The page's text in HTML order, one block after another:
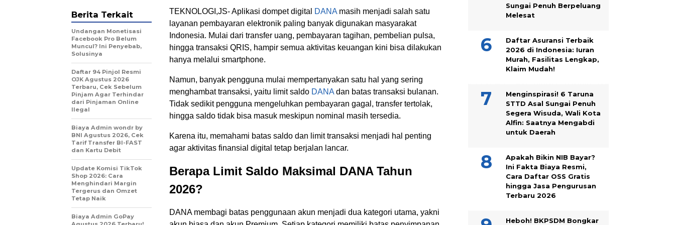
TEKNOLOGI,JS- Aplikasi dompet digital DANA masih menjadi salah satu
layanan pembayaran elektronik paling banyak digunakan masyarakat
Indonesia. Mulai dari transfer uang, pembayaran tagihan, pembelian pulsa,
hingga transaksi QRIS, hampir semua aktivitas keuangan kini bisa dilakukan
hanya melalui smartphone.
Namun, banyak pengguna mulai mempertanyakan satu hal yang sering
menghambat transaksi, yaitu limit saldo DANA dan batas transaksi bulanan.
Tidak sedikit pengguna mengeluhkan pembayaran gagal, transfer tertolak,
hingga saldo tidak bisa masuk meskipun nominal masih tersedia.
Karena itu, memahami batas saldo dan limit transaksi menjadi hal penting
agar aktivitas finansial digital tetap berjalan lancar.
Berapa Limit Saldo Maksimal DANA Tahun
2026?
DANA membagi batas penggunaan akun menjadi dua kategori utama, yakni
Berita Terkait
Undangan Monetisasi
Facebook Pro Belum
Muncul? Ini Penyebab,
Solusinya
Daftar 94 Pinjol Resmi
OJK Agustus 2026
Terbaru, Cek Sebelum
Pinjam Agar Terhindar
dari Pinjaman Online
Ilegal
Biaya Admin wondr by
BNI Agustus 2026, Cek
Tarif Transfer BI-FAST
dan Kartu Debit
Update Komisi TikTok
Shop 2026: Cara
Menghindari Margin
Tergerus dan Omzet
Tetap Naik
Biaya Admin GoPay
Sungai Penuh Berpeluang
Melesat
Daftar Asuransi Terbaik
2026 di Indonesia: Iuran
Murah, Fasilitas Lengkap,
Klaim Mudah!
Menginspirasi! 6 Taruna
STTD Asal Sungai Penuh
Segera Wisuda, Wali Kota
Alfin: Saatnya Mengabdi
untuk Daerah
Apakah Bikin NIB Bayar?
Ini Fakta Biaya Resmi,
Cara Daftar OSS Gratis
hingga Jasa Pengurusan
Terbaru 2026
Heboh! BKPSDM Bongkar